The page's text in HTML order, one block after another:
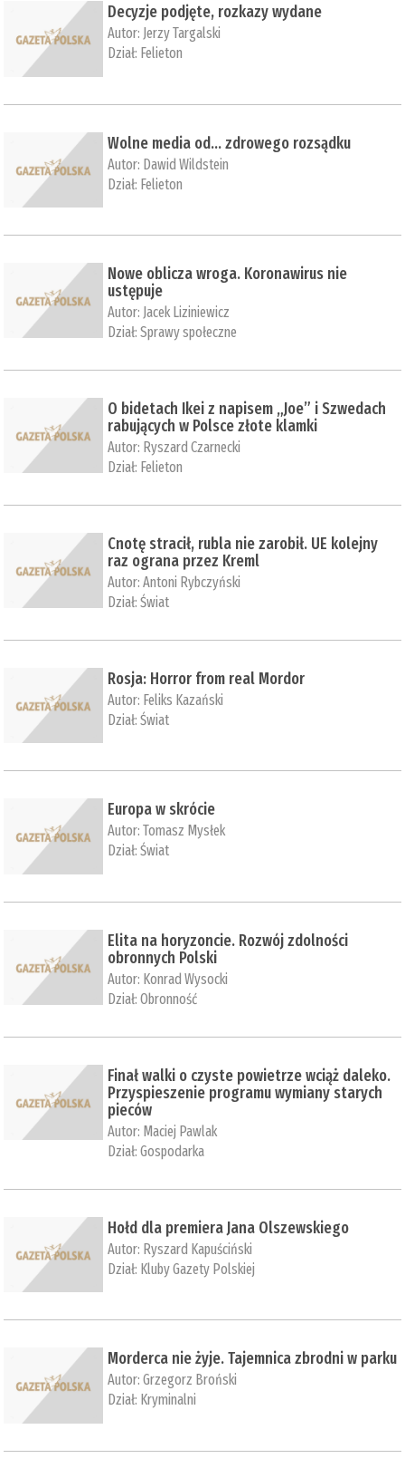
Decyzje podjęte, rozkazy wydane
Autor: Jerzy Targalski
Dział: Felieton
Wolne media od... zdrowego rozsądku
Autor: Dawid Wildstein
Dział: Felieton
Nowe oblicza wroga. Koronawirus nie
ustępuje
Autor: Jacek Liziniewicz
Dział:Sprawy społeczne
O bidetach Ikei z napisem „Joe” i Szwedach
rabujących w Polsce złote klamki
Autor: Ryszard Czarnecki
Dział: Felieton
Cnotę stracił, rubla nie zarobił. UE kolejny
raz ograna przez Kreml
Autor:Antoni Rybczyński
Dział:Świat
Rosja: Horror from real Mordor
Autor: Feliks Kazański
Dział:Świat
Europa w skrócie
Autor:Tomasz Mysłek
Dział:Świat
Elita na horyzoncie. Rozwój zdolności
obronnych Polski
Autor: Konrad Wysocki
Dział:Obronność
Finał walki o czyste powietrze wciąż daleko.
Przyspieszenie programu wymiany starych
pieców
Autor: Maciej Pawlak
Dział:Gospodarka
Hołd dla premiera Jana Olszewskiego
Autor: Ryszard Kapuściński
Dział: Kluby Gazety Polskiej
Morderca nie żyje. Tajemnica zbrodni w parku
Autor:Grzegorz Broński
Dział: Kryminalni